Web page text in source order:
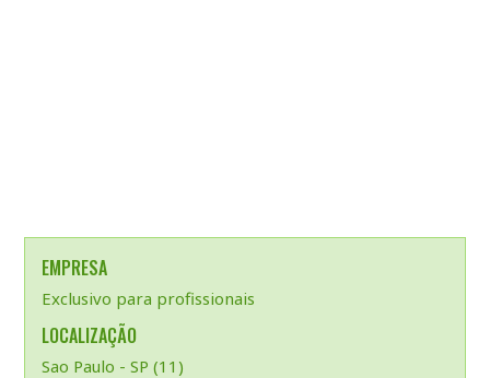
EMPRESA
Exclusivo para profissionais
LOCALIZAÇÃO
Sao Paulo - SP (11)